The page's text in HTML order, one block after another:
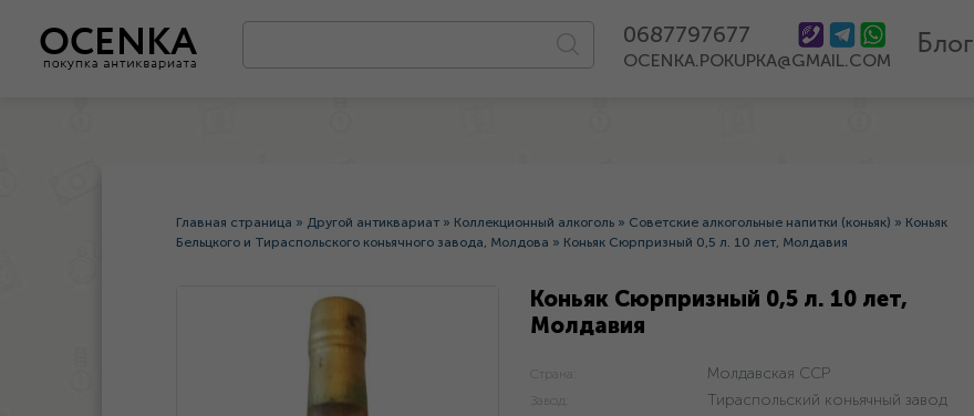
0687797677
OCENKA.POKUPKA@GMAIL.COM Блог
Главная страница » Другой антиквариат » Коллекционный алкоголь » Советские алкогольные напитки (коньяк) » Коньяк
Бельцкого и Тираспольского коньячного завода, Молдова » Коньяк Сюрпризный 0,5 л. 10 лет, Молдавия
Коньяк Сюрпризный 0,5 л. 10 лет,
Молдавия
Страна: Молдавская ССР
Завод: Тираспольский коньячный завод